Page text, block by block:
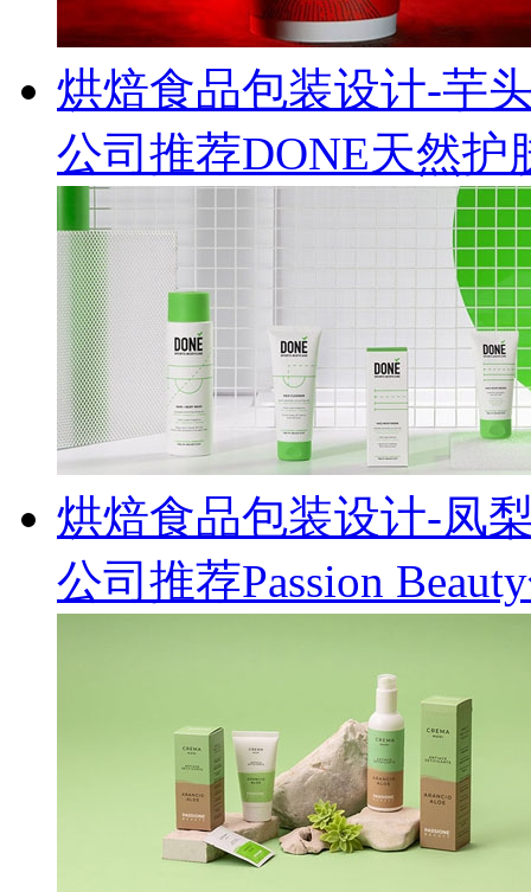
烘焙食品包装设计-芋
公司推荐DONE天然
烘焙食品包装设计-凤
公司推荐Passion